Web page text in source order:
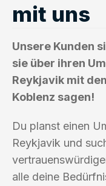
mit uns
Unsere Kunden
sie über ihren
Reykjavik mit
Koblenz sagen!
Du planst einen
Reykjavik und
alle deine